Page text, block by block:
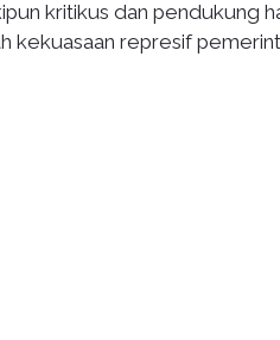
kritikus dan pendukung
kekuasaan represif